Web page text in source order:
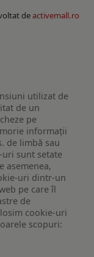
deactivemall.ro
utilizat de
de un
pe
informații
de limbă sau
uri sunt setate
asemenea,
uri dintr-un
pe care îl
de
cookie-uri
scopuri: